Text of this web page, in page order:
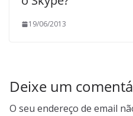
19/06/2013
Deixe um
O seu endereço de email